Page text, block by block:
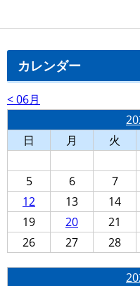
カレンダー
< 06月
日
月 火
5
6 7
12
13 14
19
20 21
26
27 28